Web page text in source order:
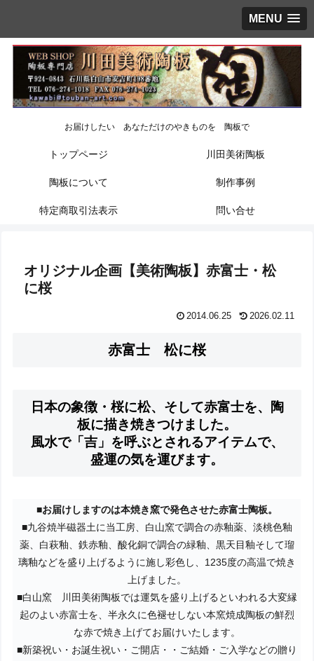
MENU
お届けしたい あなただけのやきものを 陶板で
トップページ 川田美術陶板
陶板について 制作事例
特定商取引法表示 問い合せ
オリジナル企画【美術陶板】赤富士・松
に桜
2014.06.25 2026.02.11
赤富士 松に桜
日本の象徴・桜に松、そして赤富士を、陶
板に描き焼きつけました。
風水で「吉」を呼ぶとされるアイテムで、
盛運の気を運びます。
■お届けしますのは本焼き窯で発色させた赤富士陶板。
■九谷焼半磁器土に当工房、白山窯で調合の赤釉薬、淡桃色釉
薬、白萩釉、鉄赤釉、酸化銅で調合の緑釉、黒天目釉そして瑠
璃釉などを盛り上げるように施し彩色し、1235度の高温で焼き
上げました。
■白山窯 川田美術陶板では運気を盛り上げるといわれる大変縁
起のよい赤富士を、半永久に色褪せしない本窯焼成陶板の鮮烈
な赤で焼き上げてお届けいたします。
■新築祝い・お誕生祝い・ご開店・・ご結婚・ご入学などの贈り